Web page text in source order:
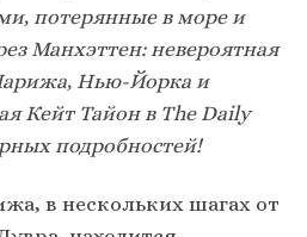
потерянные в море и
Манхэттен: невероятная
Нью-Йорка и
Кейт Тайон в The Daily
подробностей!
в нескольких шагах от